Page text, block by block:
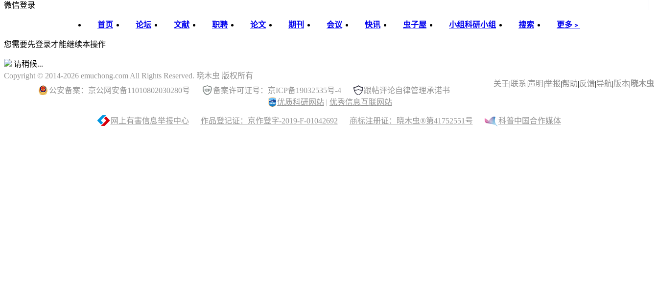
微信登录
首页 论坛 文献 职聘 论文 期刊 会议 快讯 虫子屋 小组科研小组 搜索 更多﹥
您需要先登录才能继续本操作
请稍候...
关于|联系|声明|举报|帮助|反馈|导航|版本| 晓木虫
Copyright © 2014-2026 emuchong.com All Rights Reserved. 晓木虫 版权所有
公安备案：京公网安备11010802030280号
备案许可证号：京ICP备19032535号-4
跟帖评论自律管理承诺书
优质科研网站 | 优秀信息互联网站
网上有害信息举报中心 作品登记证：京作登字-2019-F-01042692 商标注册证：晓木虫®第41752551号 科普中国合作媒体